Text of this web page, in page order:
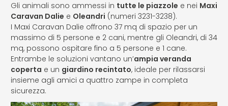
Gli animali sono ammessi in tutte le piazzole e nei Maxi
Caravan Dalie e Oleandri (numeri 3231-3238).
I Maxi Caravan Dalie offrono 37 mq di spazio per un
massimo di 5 persone e 2 cani, mentre gli Oleandri, di 34
mq, possono ospitare fino a 5 persone e 1 cane.
Entrambe le soluzioni vantano un’ampia veranda
coperta e un giardino recintato, ideale per rilassarsi
insieme agli amici a quattro zampe in completa
sicurezza.